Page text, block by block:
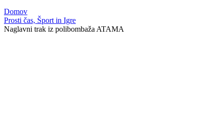
Domov
Prosti čas, Šport in Igre
Naglavni trak iz polibombaža ATAMA